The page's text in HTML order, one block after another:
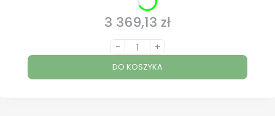
Cena
3 369,13 zł
- +
DO KOSZYKA